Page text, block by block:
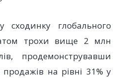
сходинку глобального
трохи вище 2 млн
продемонструвавши
на рівні 31% у